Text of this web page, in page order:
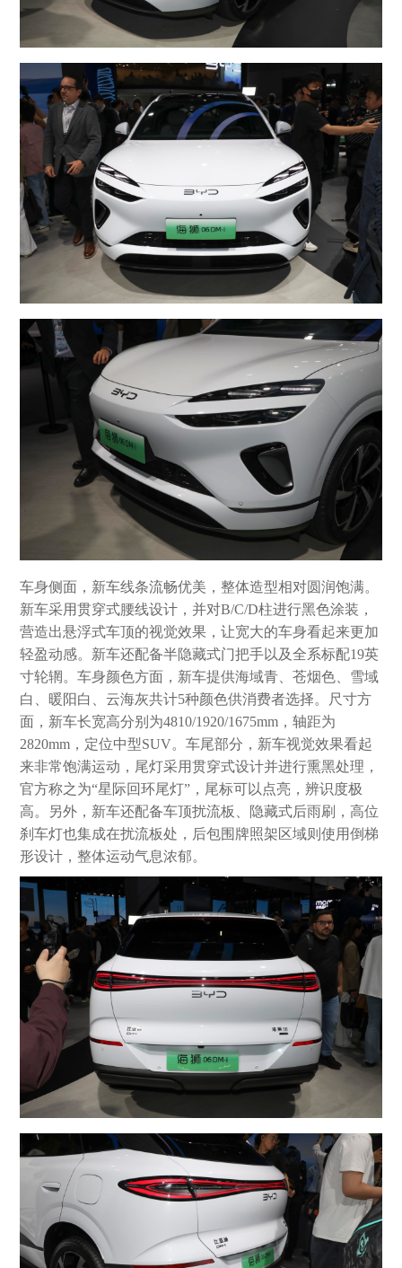
车身侧面，新车线条流畅优美，整体造型相对圆润饱满。
新车采用贯穿式腰线设计，并对B/C/D柱进行黑色涂装，
营造出悬浮式车顶的视觉效果，让宽大的车身看起来更加
轻盈动感。新车还配备半隐藏式门把手以及全系标配19英
寸轮辋。车身颜色方面，新车提供海域青、苍烟色、雪域
白、暖阳白、云海灰共计5种颜色供消费者选择。尺寸方
面，新车长宽高分别为4810/1920/1675mm，轴距为
2820mm，定位中型SUV。车尾部分，新车视觉效果看起
来非常饱满运动，尾灯采用贯穿式设计并进行熏黑处理，
官方称之为“星际回环尾灯”，尾标可以点亮，辨识度极
高。另外，新车还配备车顶扰流板、隐藏式后雨刷，高位
刹车灯也集成在扰流板处，后包围牌照架区域则使用倒梯
形设计，整体运动气息浓郁。